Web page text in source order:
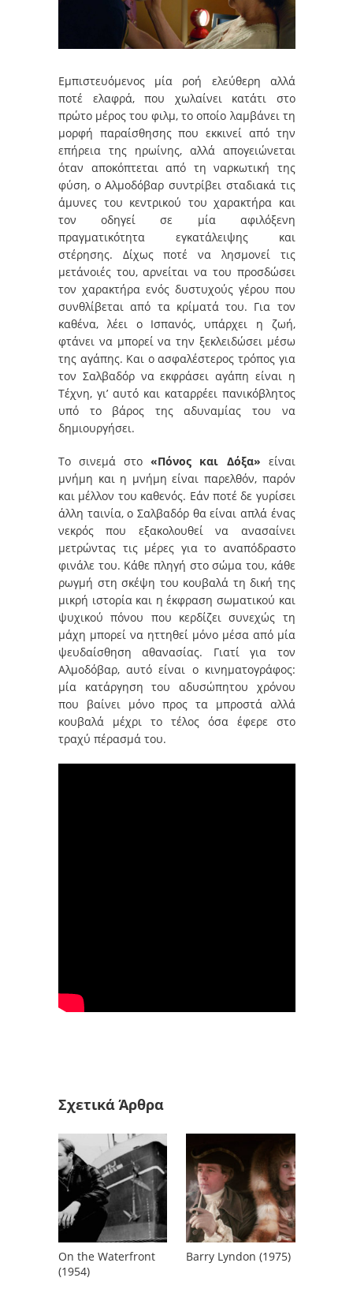
Εμπιστευόμενος μία ροή ελεύθερη αλλά
ποτέ ελαφρά, που χωλαίνει κατάτι στο
πρώτο μέρος του φιλμ, το οποίο λαμβάνει τη
μορφή παραίσθησης που εκκινεί από την
επήρεια της ηρωίνης, αλλά απογειώνεται
όταν αποκόπτεται από τη ναρκωτική της
φύση, ο Αλμοδόβαρ συντρίβει σταδιακά τις
άμυνες του κεντρικού του χαρακτήρα και
τον οδηγεί σε μία αφιλόξενη
πραγματικότητα εγκατάλειψης και
στέρησης. Δίχως ποτέ να λησμονεί τις
μετάνοιές του, αρνείται να του προσδώσει
τον χαρακτήρα ενός δυστυχούς γέρου που
συνθλίβεται από τα κρίματά του. Για τον
καθένα, λέει ο Ισπανός, υπάρχει η ζωή,
φτάνει να μπορεί να την ξεκλειδώσει μέσω
της αγάπης. Και ο ασφαλέστερος τρόπος για
τον Σαλβαδόρ να εκφράσει αγάπη είναι η
Τέχνη, γι’ αυτό και καταρρέει πανικόβλητος
υπό το βάρος της αδυναμίας του να
δημιουργήσει.
Το σινεμά στο«Πόνος και Δόξα» είναι
μνήμη και η μνήμη είναι παρελθόν, παρόν
και μέλλον του καθενός. Εάν ποτέ δε γυρίσει
άλλη ταινία, ο Σαλβαδόρ θα είναι απλά ένας
νεκρός που εξακολουθεί να ανασαίνει
μετρώντας τις μέρες για το αναπόδραστο
φινάλε του. Κάθε πληγή στο σώμα του, κάθε
ρωγμή στη σκέψη του κουβαλά τη δική της
μικρή ιστορία και η έκφραση σωματικού και
ψυχικού πόνου που κερδίζει συνεχώς τη
μάχη μπορεί να ηττηθεί μόνο μέσα από μία
ψευδαίσθηση αθανασίας. Γιατί για τον
Αλμοδόβαρ, αυτό είναι ο κινηματογράφος:
μία κατάργηση του αδυσώπητου χρόνου
που βαίνει μόνο προς τα μπροστά αλλά
κουβαλά μέχρι το τέλος όσα έφερε στο
τραχύ πέρασμά του.
Σχετικά Άρθρα
On the Waterfront
(1954)
Barry Lyndon (1975)